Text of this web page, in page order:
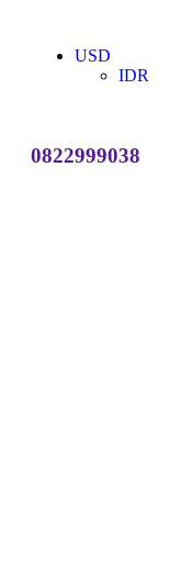
USD
IDR
0822999038